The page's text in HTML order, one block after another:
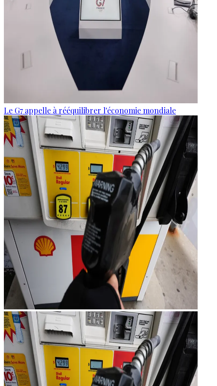
Le G7 appelle à rééquilibrer l'économie mondiale